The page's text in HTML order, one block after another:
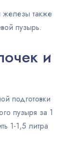
железы также
пузырь.
и
подготовки
пузыря за 1
1-1,5 литра